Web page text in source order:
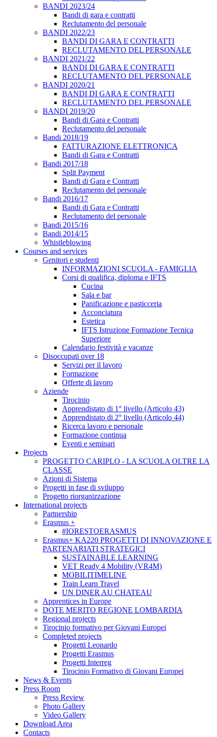
BANDI 2023/24
Bandi di gara e contratti
Reclutamento del personale
BANDI 2022/23
BANDI DI GARA E CONTRATTI
RECLUTAMENTO DEL PERSONALE
BANDI 2021/22
BANDI DI GARA E CONTRATTI
RECLUTAMENTO DEL PERSONALE
BANDI 2020/21
BANDI DI GARA E CONTRATTI
RECLUTAMENTO DEL PERSONALE
BANDI 2019/20
Bandi di Gara e Contratti
Reclutamento del personale
Bandi 2018/19
FATTURAZIONE ELETTRONICA
Bandi di Gara e Contratti
Bandi 2017/18
Split Payment
Bandi di Gara e Contratti
Reclutamento del personale
Bandi 2016/17
Bandi di Gara e Contratti
Reclutamento del personale
Bandi 2015/16
Bandi 2014/15
Whistleblowing
Courses and services
Genitori e studenti
INFORMAZIONI SCUOLA - FAMIGLIA
Corsi di qualifica, diploma e IFTS
Cucina
Sala e bar
Panificazione e pasticceria
Acconciatura
Estetica
IFTS Istruzione Formazione Tecnica
Superiore
Calendario festività e vacanze
Disoccupati over 18
Servizi per il lavoro
Formazione
Offerte di lavoro
Aziende
Tirocinio
Apprendistato di 1° livello (Articolo 43)
Apprendistato di 2° livello (Articolo 44)
Ricerca lavoro e personale
Formazione continua
Eventi e seminari
Projects
PROGETTO CARIPLO - LA SCUOLA OLTRE LA
CLASSE
Azioni di Sistema
Progetti in fase di sviluppo
Progetto riorganizzazione
International projects
Partnership
Erasmus +
#IORESTOERASMUS
Erasmus+ KA220 PROGETTI DI INNOVAZIONE E
PARTENARIATI STRATEGICI
SUSTAINABLE LEARNING
VET Ready 4 Mobility (VR4M)
MOBILITIMELINE
Train Learn Travel
UN DINER AU CHATEAU
Apprentices in Europe
DOTE MERITO REGIONE LOMBARDIA
Regional projects
Tirocinio formativo per Giovani Europei
Completed projects
Progetti Leonardo
Progetti Erasmus
Progetti Interreg
Tirocinio Formativo di Giovani Europei
News & Events
Press Room
Press Review
Photo Gallery
Video Gallery
Download Area
Contacts